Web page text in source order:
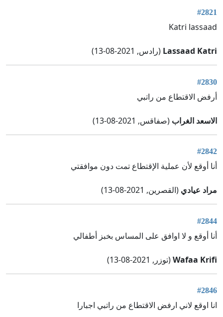
#2821
Katri lassaad
Lassaad Katri (رادس, 2021-08-13)
#2830
أرفض الاقتطاع من راتبي
الاسعد الغراب (صفاقس, 2021-08-13)
#2842
أنا أوقع لأن عملية الإقتطاع تمت دون موافقتي
مراد عيادي (القصرين, 2021-08-13)
#2844
أنا أوقع و لا اوافق على المساس بخبز أطفالي
Wafaa Krifi(توزر, 2021-08-13)
#2846
انا اوقع لاني ارفض الاقتطاع من راتبي اجبارا